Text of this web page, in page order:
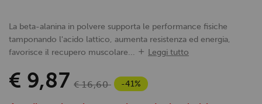
La beta-alanina in polvere supporta le performance fisiche
tamponando l'acido lattico, aumenta resistenza ed energia,
favorisce il recupero muscolare...
Leggi tutto
€ 9,87 € 16,60 -41%